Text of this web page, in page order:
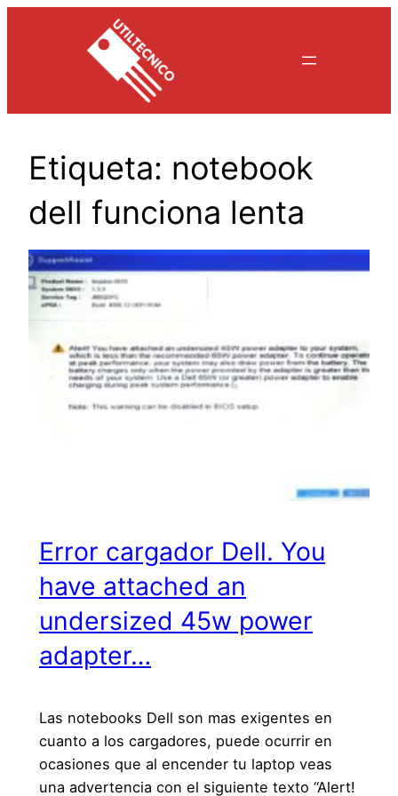
Etiqueta: notebook
dell funciona lenta
Error cargador Dell. You
have attached an
undersized 45w power
adapter…
Las notebooks Dell son mas exigentes en
cuanto a los cargadores, puede ocurrir en
ocasiones que al encender tu laptop veas
una advertencia con el siguiente texto “Alert!